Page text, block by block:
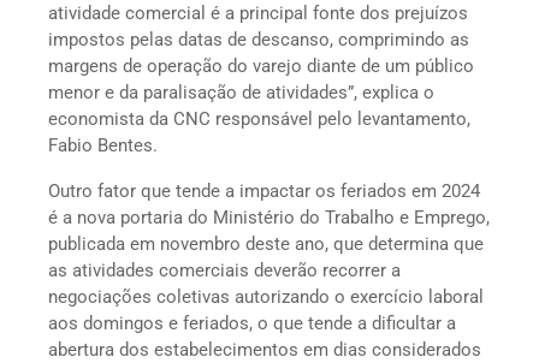
atividade comercial é a principal fonte dos prejuízos
impostos pelas datas de descanso, comprimindo as
margens de operação do varejo diante de um público
menor e da paralisação de atividades”, explica o
economista da CNC responsável pelo levantamento,
Fabio Bentes.
Outro fator que tende a impactar os feriados em 2024
é a nova portaria do Ministério do Trabalho e Emprego,
publicada em novembro deste ano, que determina que
as atividades comerciais deverão recorrer a
negociações coletivas autorizando o exercício laboral
aos domingos e feriados, o que tende a dificultar a
abertura dos estabelecimentos em dias considerados